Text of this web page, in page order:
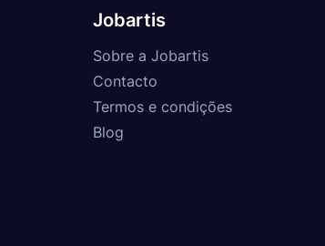
Jobartis
Sobre a Jobartis
Contacto
Termos e condições
Blog